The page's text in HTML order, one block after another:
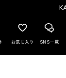
お気に入り SNS一覧